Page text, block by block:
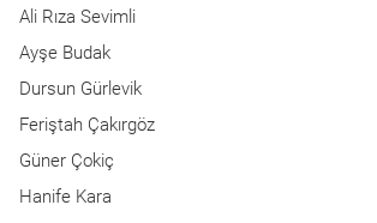
Ali Rıza Sevimli
Ayşe Budak
Dursun Gürlevik
Feriştah Çakırgöz
Güner Çokiç
Hanife Kara